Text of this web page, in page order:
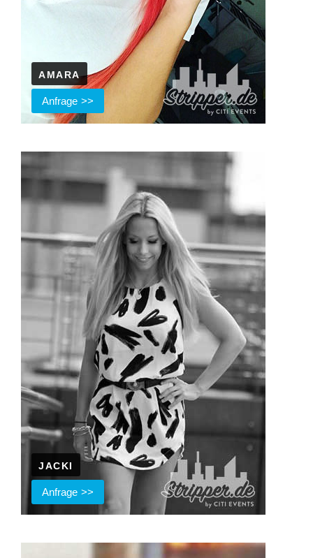
AMARA
Anfrage
JACKI
Anfrage